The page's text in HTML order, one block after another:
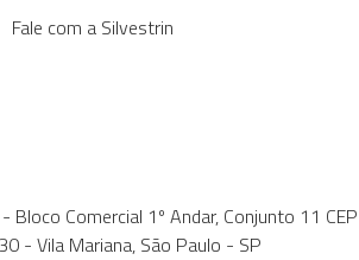
Fale com a Silvestrin
Bloco Comercial 1º Andar, Conjunto 11 CEP
- Vila Mariana, São Paulo - SP